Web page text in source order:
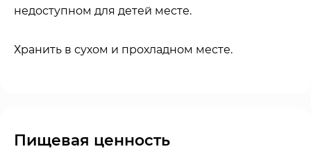
недоступном для детей месте.
Хранить в сухом и прохладном месте.
Пищевая ценность